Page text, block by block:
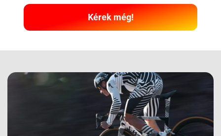
Kérek még!